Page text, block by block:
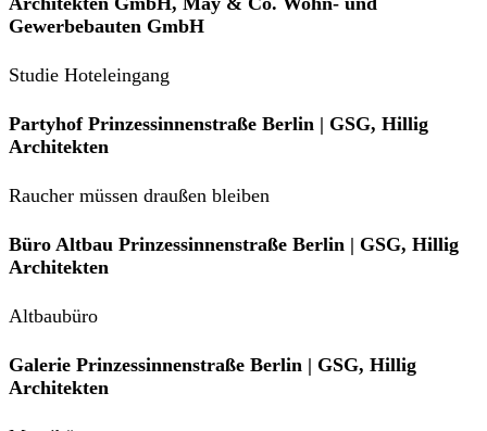
Gewerbebauten GmbH
Studie Hoteleingang
Partyhof Prinzessinnenstraße Berlin | GSG, Hillig
Architekten
Raucher müssen draußen bleiben
Büro Altbau Prinzessinnenstraße Berlin | GSG, Hillig
Architekten
Altbaubüro
Galerie Prinzessinnenstraße Berlin | GSG, Hillig
Architekten